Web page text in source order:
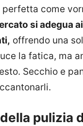
come
si adegua ai
offrendo una
la fatica, ma
Secchio e
pulizia